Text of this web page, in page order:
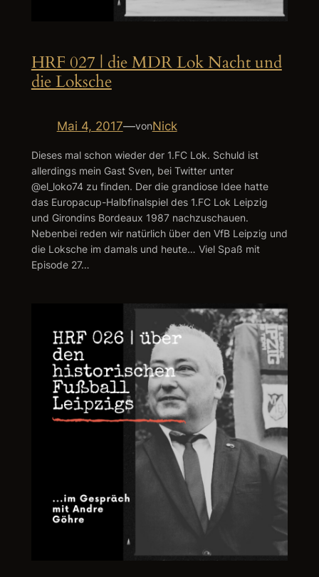
HRF 027 | die MDR Lok Nacht und
die Loksche
Mai 4, 2017—vonNick
Dieses mal schon wieder der 1.FC Lok. Schuld ist
allerdings mein Gast Sven, bei Twitter unter
@el_loko74 zu finden. Der die grandiose Idee hatte
das Europacup-Halbfinalspiel des 1.FC Lok Leipzig
und Girondins Bordeaux 1987 nachzuschauen.
Nebenbei reden wir natürlich über den VfB Leipzig und
die Loksche im damals und heute… Viel Spaß mit
Episode 27…